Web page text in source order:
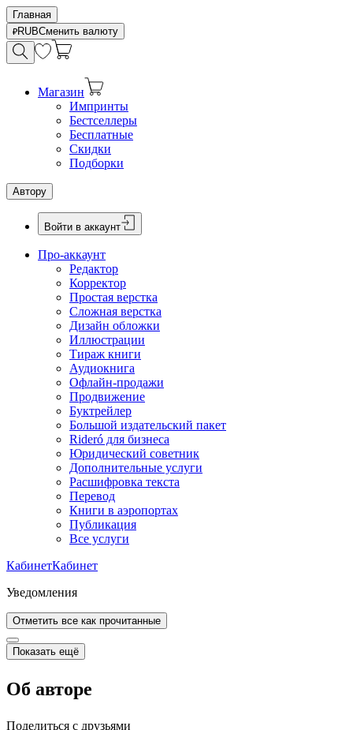
Главная
RUBСменить валюту
Магазин
Импринты
Бестселлеры
Бесплатные
Скидки
Подборки
Автору
Войти в аккаунт
Про-аккаунт
Редактор
Корректор
Простая верстка
Сложная верстка
Дизайн обложки
Иллюстрации
Тираж книги
Аудиокнига
Офлайн-продажи
Продвижение
Буктрейлер
Большой издательский пакет
Rideró для бизнеса
Юридический советник
Дополнительные услуги
Расшифровка текста
Перевод
Книги в аэропортах
Публикация
Все услуги
КабинетКабинет
Уведомления
Отметить все как прочитанные
Показать ещё
Об авторе
Поделиться с друзьями